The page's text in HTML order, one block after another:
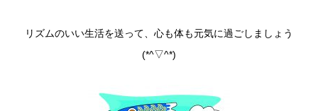
リズムのいい生活を送って、心も体も元気に過ごしましょう
(*^▽^*)